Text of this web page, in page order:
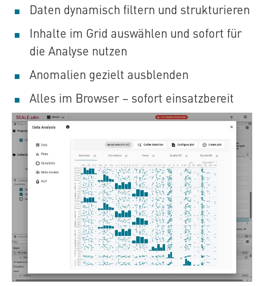
Daten dynamisch filtern und strukturieren
Inhalte im Grid auswählen und sofort für
die Analyse nutzen
Anomalien gezielt ausblenden
Alles im Browser – sofort einsatzbereit